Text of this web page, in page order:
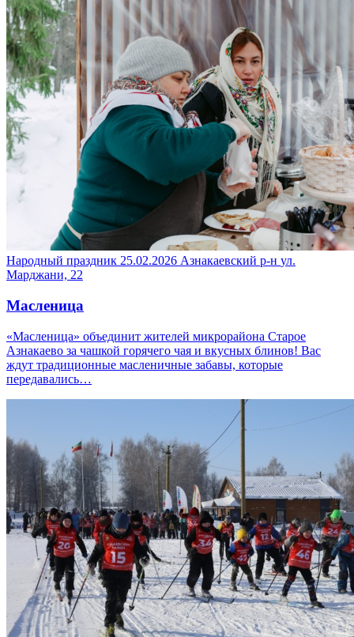
Народный праздник 25.02.2026 Азнакаевский р-н ул.
Марджани, 22
Масленица
«Масленица» объединит жителей микрорайона Старое
Азнакаево за чашкой горячего чая и вкусных блинов! Вас
ждут традиционные масленичные забавы, которые
передавались…